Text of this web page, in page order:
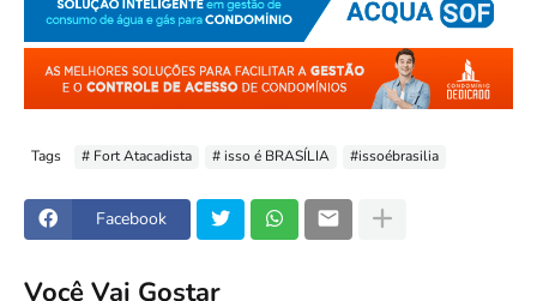
Tags # Fort Atacadista # isso é BRASÍLIA #issoébrasilia
Facebook
Você Vai Gostar